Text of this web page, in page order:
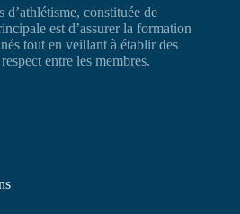
d’athlétisme, constituée de
est d’assurer la formation
tout en veillant à établir des
entre les membres.